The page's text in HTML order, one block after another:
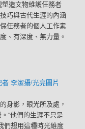
造文物維護任務者
巧與古代生涯的內涵
任務者的個人工作素
、有深度、無力量。
李潔攝/光亮圖片
身影，眼光所及處，
“他們的生涯不只是
們想用這種時光維度